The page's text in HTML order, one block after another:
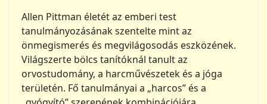
Allen Pittman életét az emberi test
tanulmányozásának szentelte mint az
önmegismerés és megvilágosodás eszközének.
Világszerte bölcs tanítóknál tanult az
orvostudomány, a harcművészetek és a jóga
területén. Fő tanulmányai a „harcos” és a